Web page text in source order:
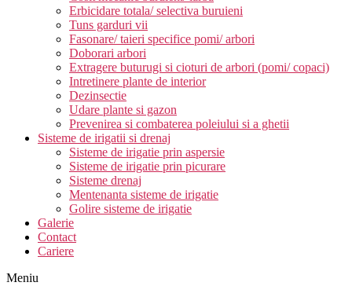
Erbicidare totala/ selectiva buruieni
Tuns garduri vii
Fasonare/ taieri specifice pomi/ arbori
Doborari arbori
Extragere buturugi si cioturi de arbori (pomi/ copaci)
Intretinere plante de interior
Dezinsectie
Udare plante si gazon
Prevenirea si combaterea poleiului si a ghetii
Sisteme de irigatii si drenaj
Sisteme de irigatie prin aspersie
Sisteme de irigatie prin picurare
Sisteme drenaj
Mentenanta sisteme de irigatie
Golire sisteme de irigatie
Galerie
Contact
Cariere
Meniu